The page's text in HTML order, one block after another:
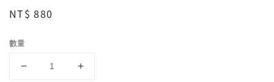
Regular
NT$ 880
數量